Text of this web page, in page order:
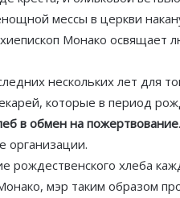
мессы в церкви
Монако освящает
нескольких лет для
которые в период
в обмен на пожертвование
организации.
рождественского хлеба
мэр таким образом